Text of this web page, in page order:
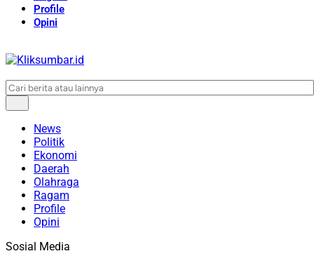
Profile
Opini
News
Politik
Ekonomi
Daerah
Olahraga
Ragam
Profile
Opini
Sosial Media